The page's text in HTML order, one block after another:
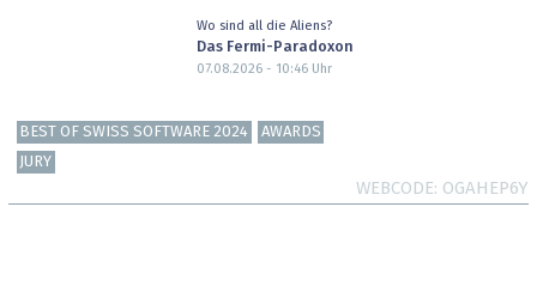
Wo sind all die Aliens?
Das Fermi-Paradoxon
07.08.2026 - 10:46Uhr
BEST OF SWISS SOFTWARE 2024
AWARDS
JURY
WEBCODE OGAHEP6Y